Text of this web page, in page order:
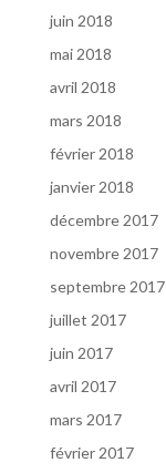
juin 2018
mai 2018
avril 2018
mars 2018
février 2018
janvier 2018
décembre 2017
novembre 2017
septembre 2017
juillet 2017
juin 2017
avril 2017
mars 2017
février 2017